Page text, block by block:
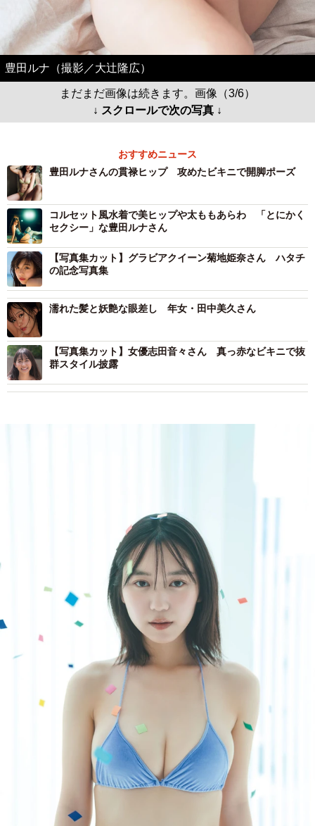
豊田ルナ（撮影／大辻隆広）
まだまだ画像は続きます。画像（3/6）
↓ スクロールで次の写真 ↓
おすすめニュース
豊田ルナさんの貫禄ヒップ 攻めたビキニで開脚ポーズ
コルセット風水着で美ヒップや太ももあらわ 「とにかく
セクシー」な豊田ルナさん
【写真集カット】グラビアクイーン菊地姫奈さん ハタチ
の記念写真集
濡れた髪と妖艶な眼差し 年女・田中美久さん
【写真集カット】女優志田音々さん 真っ赤なビキニで抜
群スタイル披露